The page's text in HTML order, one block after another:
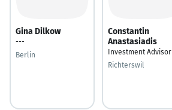
Gina Dilkow
---
Berlin
Constantin
Anastasiadis
Investment Advisor
Richterswil